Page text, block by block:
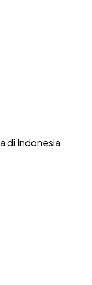
di Indonesia.